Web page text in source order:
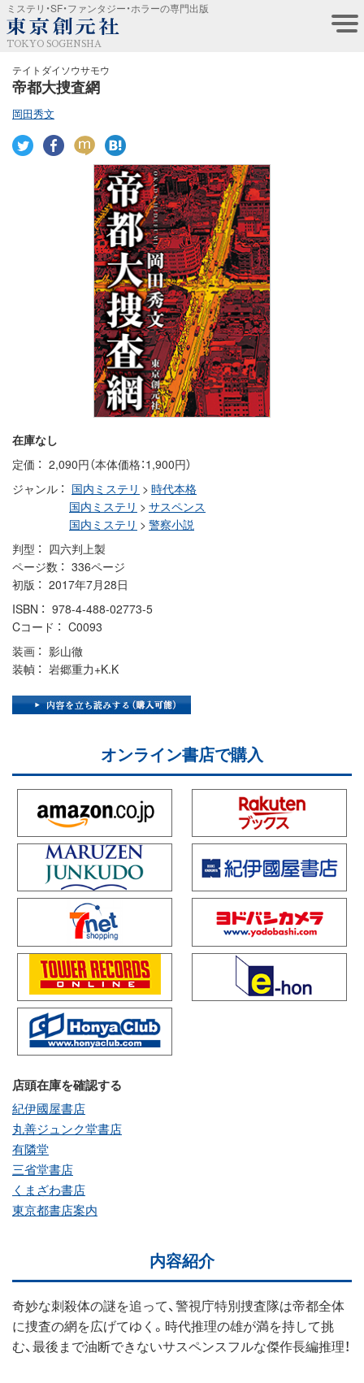
ミステリ・SF・ファンタジー・ホラーの専門出版
TOKYO SOGENSHA
テイトダイソウサモウ
帝都大捜査網
岡田秀文
在庫なし
定価
2,090円（本体価格：1,900円）
ジャンル
国内ミステリ > 時代本格
国内ミステリ > サスペンス
国内ミステリ > 警察小説
判型
四六判上製
ページ数
336ページ
初版
2017年7月28日
ISBN
978-4-488-02773-5
Cコード
C0093
装画
影山徹
装幀
岩郷重力+K.K
オンライン書店で購入
店頭在庫を確認する
紀伊國屋書店
丸善ジュンク堂書店
有隣堂
三省堂書店
くまざわ書店
東京都書店案内
内容紹介
奇妙な刺殺体の謎を追って、警視庁特別捜査隊は帝都全体
に捜査の網を広げてゆく。時代推理の雄が満を持して挑
む、最後まで油断できないサスペンスフルな傑作長編推理！